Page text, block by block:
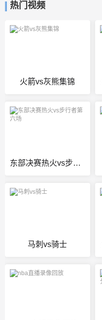
热门视频
火箭vs灰熊集锦
东部决赛热火vs步行者第六场
马刺vs骑士